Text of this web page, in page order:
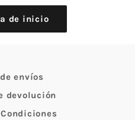
de inicio
envíos
devolución